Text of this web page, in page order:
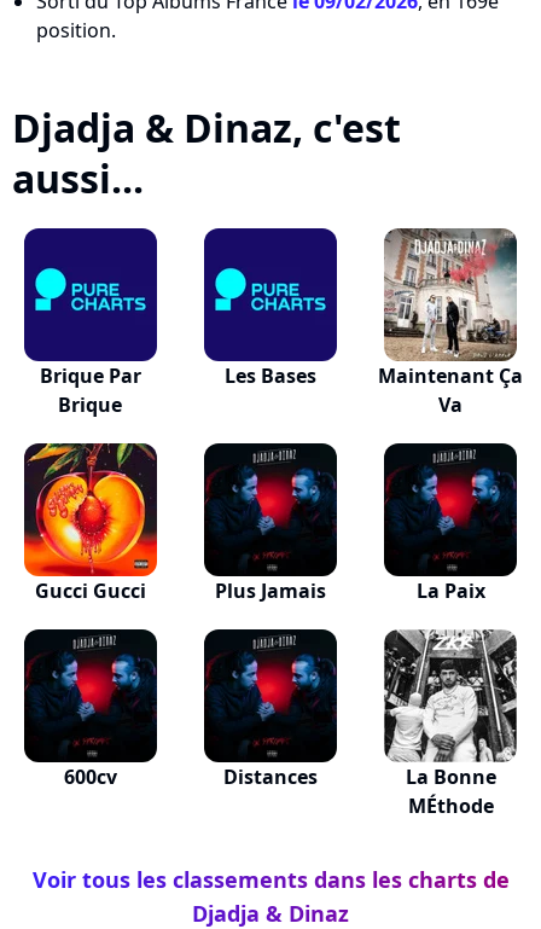
position.
Djadja & Dinaz, c'est
aussi...
Brique Par
Brique
Les Bases
Maintenant Ça
Va
Gucci Gucci Plus Jamais La Paix
600cv Distances
La Bonne
MÉthode
Voir tous les classements dans les charts de
Djadja & Dinaz